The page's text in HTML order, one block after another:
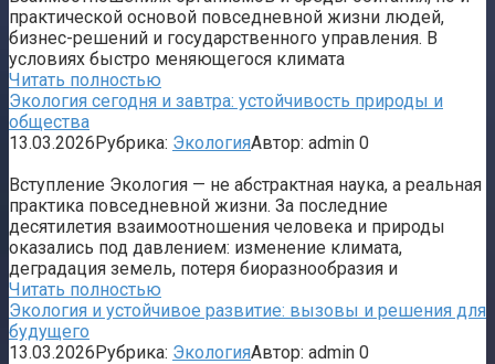
практической основой повседневной жизни людей,
бизнес-решений и государственного управления. В
условиях быстро меняющегося климата
Читать полностью
Экология сегодня и завтра: устойчивость природы и
общества
13.03.2026Рубрика: ЭкологияАвтор: admin 0
Вступление Экология — не абстрактная наука, а реальная
практика повседневной жизни. За последние
десятилетия взаимоотношения человека и природы
оказались под давлением: изменение климата,
деградация земель, потеря биоразнообразия и
Читать полностью
Экология и устойчивое развитие: вызовы и решения для
будущего
13.03.2026Рубрика: ЭкологияАвтор: admin 0